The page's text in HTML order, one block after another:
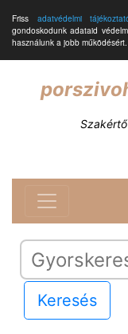
Friss adatvédelmi
gondoskodunk adataid
használunk a jobb működésért.
Keresés